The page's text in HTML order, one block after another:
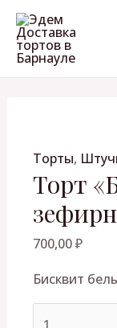
Перейти
содержимому
Торты,
Торт
700,00₽
Бисквит
Количество
товара
Торт